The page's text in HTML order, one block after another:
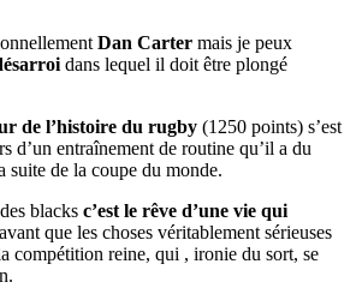
Dan Carter mais je peux
dans lequel il doit être plongé
de l’histoire du rugby (1250 points) s’est
d’un entraînement de routine qu’il a du
suite de la coupe du monde.
blacks c’est le rêve d’une vie qui
que les choses véritablement sérieuses
compétition reine, qui , ironie du sort, se